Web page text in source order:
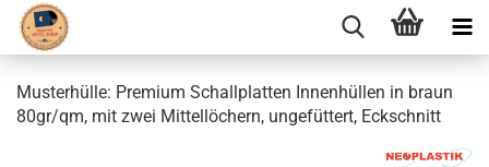
Musterhülle: Premium Schallplatten Innenhüllen in braun
80gr/qm, mit zwei Mittellöchern, ungefüttert, Eckschnitt